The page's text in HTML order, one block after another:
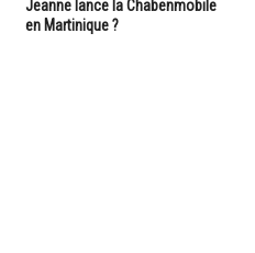
Jeanne lance la Chabenmobile
en Martinique ?